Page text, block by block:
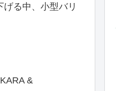
る中、小型バリ
&